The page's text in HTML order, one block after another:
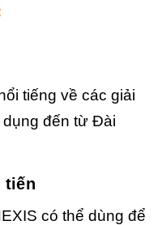
tiếng về các giải
dụng đến từ Đài
tiến
có thể dùng để